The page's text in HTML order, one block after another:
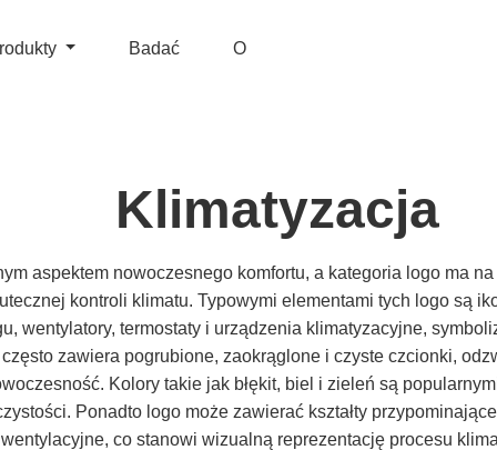
Badać O
Klimatyzacja
aspektem nowoczesnego komfortu, a kategoria logo ma
kontroli klimatu. Typowymi elementami tych logo są
wentylatory, termostaty i urządzenia klimatyzacyjne,
zawiera pogrubione, zaokrąglone i czyste czcionki,
Kolory takie jak błękit, biel i zieleń są
Ponadto logo może zawierać kształty
wentylacyjne, co stanowi wizualną reprezentację procesu